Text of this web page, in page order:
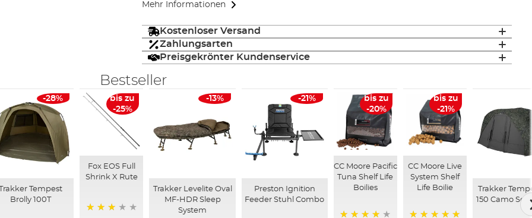
Mehr Informationen
Kostenloser Versand
Zahlungsarten
Preisgekrönter Kundenservice
Bestseller
-28%
Tempest
Brolly 100T
bis zu
-25%
Fox EOS Full
Shrink X Rute
-13%
Trakker Levelite Oval
MF-HDR Sleep
System
-21%
Preston Ignition
Feeder Stuhl Combo
bis zu
-20%
CC Moore Pacific
Tuna Shelf Life
Boilies
bis zu
-21%
CC Moore Live
System Shelf
Life Boilie
Trakker
150 Camo